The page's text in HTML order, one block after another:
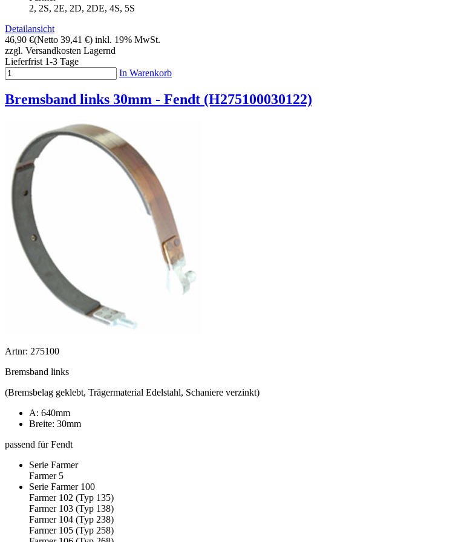
2, 2S, 2E, 2D, 2DE, 4S, 5S
Detailansicht
46,90 €(Netto 39,41 €) inkl. 19% MwSt.
zzgl. Versandkosten Lagernd
Lieferfrist 1-3 Tage
In Warenkorb
Bremsband links 30mm - Fendt (H275100030122)
Artnr: 275100
Bremsband links
(Bremsbelag geklebt, Trägermaterial Edelstahl, Schaniere verzinkt)
A: 640mm
Breite: 30mm
passend für Fendt
Serie Farmer
Farmer 5
Serie Farmer 100
Farmer 102 (Typ 135)
Farmer 103 (Typ 138)
Farmer 104 (Typ 238)
Farmer 105 (Typ 258)